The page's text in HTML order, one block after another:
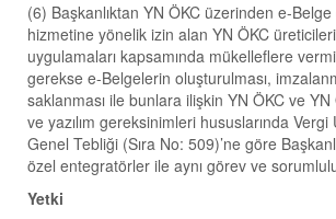
(6) Başkanlıktan YN ÖKC üzerinden e-
hizmetine yönelik izin alan YN ÖKC
uygulamaları kapsamında mükelleflere
gerekse e-Belgelerin oluşturulması,
saklanması ile bunlara ilişkin YN ÖKC ve
ve yazılım gereksinimleri hususlarında
Genel Tebliği (Sıra No: 509)’ne göre
özel entegratörler ile aynı görev ve
Yetki